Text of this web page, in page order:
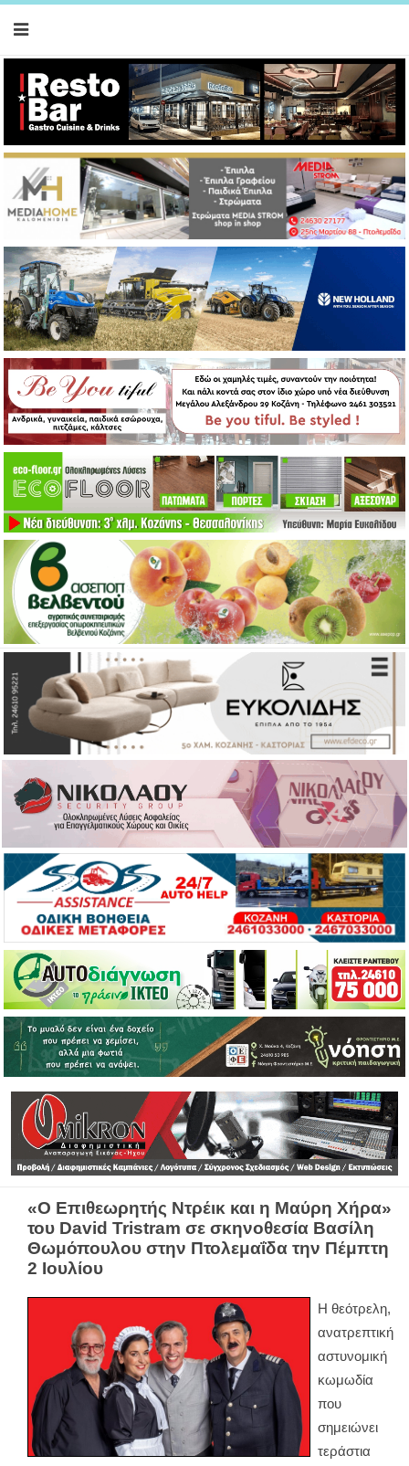
«Ο Επιθεωρητής Ντρέικ και η Μαύρη Χήρα»
του David Tristram σε σκηνοθεσία Βασίλη
Θωμόπουλου στην Πτολεμαΐδα την Πέμπτη
2 Ιουλίου
Η θεότρελη,
ανατρεπτική
αστυνομική
κωμωδία
που
σημειώνει
τεράστια